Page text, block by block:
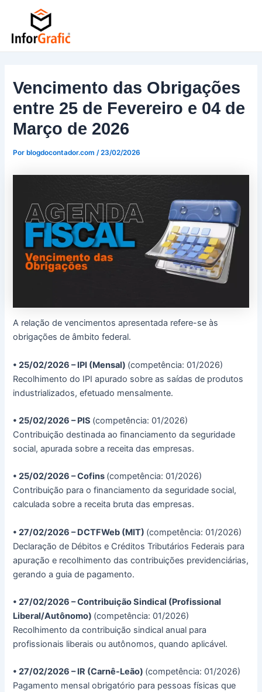
Vencimento das Obrigações
entre 25 de Fevereiro e 04 de
Março de 2026
Por blogdocontador.com/23/02/2026
A relação de vencimentos apresentada refere-se às
obrigações de âmbito federal.
• 25/02/2026 – IPI (Mensal) (competência: 01/2026)
Recolhimento do IPI apurado sobre as saídas de produtos
industrializados, efetuado mensalmente.
• 25/02/2026 – PIS (competência: 01/2026)
Contribuição destinada ao financiamento da seguridade
social, apurada sobre a receita das empresas.
• 25/02/2026 – Cofins (competência: 01/2026)
Contribuição para o financiamento da seguridade social,
calculada sobre a receita bruta das empresas.
• 27/02/2026 – DCTFWeb (MIT) (competência: 01/2026)
Declaração de Débitos e Créditos Tributários Federais para
apuração e recolhimento das contribuições previdenciárias,
gerando a guia de pagamento.
• 27/02/2026 – Contribuição Sindical (Profissional
Liberal/Autônomo) (competência: 01/2026)
Recolhimento da contribuição sindical anual para
profissionais liberais ou autônomos, quando aplicável.
• 27/02/2026 – IR (Carnê-Leão) (competência: 01/2026)
Pagamento mensal obrigatório para pessoas físicas que
navigation